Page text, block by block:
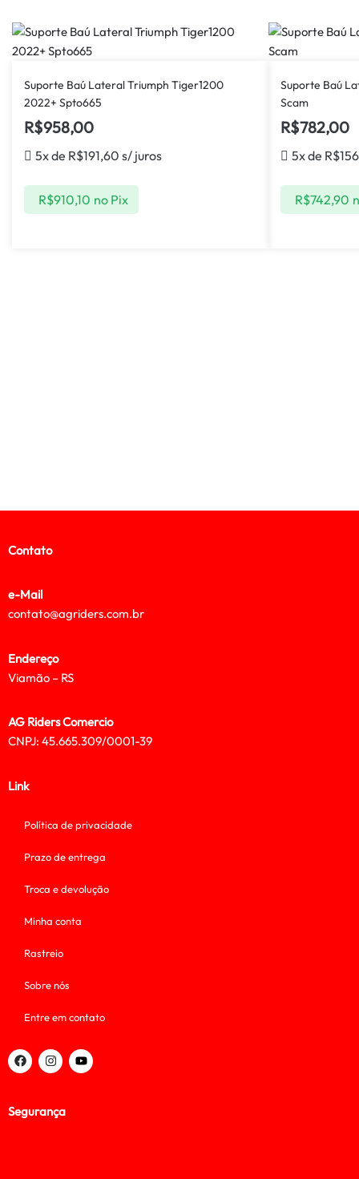
Suporte Baú Lateral Triumph Tiger1200
2022+ Spto665
R$958,00
5x de R$191,60 s/ juros
R$910,10 no Pix
Suporte Baú
Scam
R$782,00
5x de R$
R$742,90
Contato
e-Mail
contato@agriders.com.br
Endereço
Viamão – RS
AG Riders Comercio
CNPJ: 45.665.309/0001-39
Link
Política de privacidade
Prazo de entrega
Troca e devolução
Minha conta
Rastreio
Sobre nós
Entre em contato
Segurança